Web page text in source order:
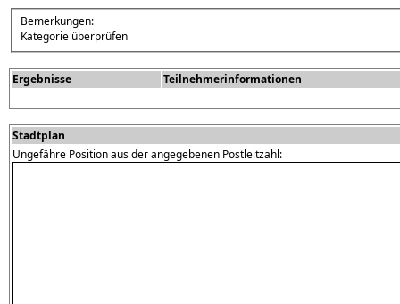
Bemerkungen:
Kategorie überprüfen
Ergebnisse Teilnehmerinformationen
Stadtplan
Ungefähre Position aus der angegebenen Postleitzahl: